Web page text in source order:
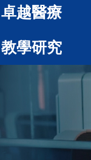
卓越醫療
教學研究